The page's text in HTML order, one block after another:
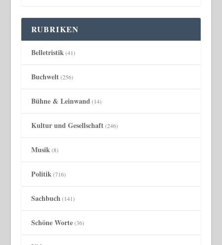
RUBRIKEN
Belletristik (41)
Buchwelt(256)
Bühne & Leinwand (14)
Kultur und Gesellschaft(246)
Musik (8)
Politik (716)
Sachbuch (141)
Schöne Worte(36)